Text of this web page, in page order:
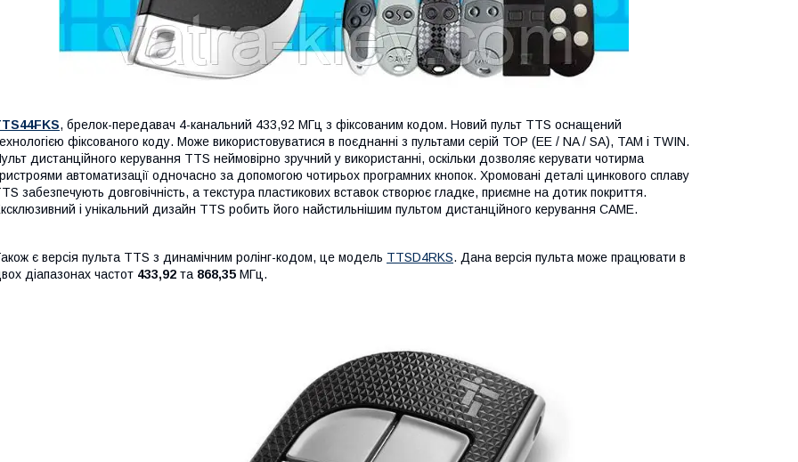
, брелок-передавач 4-канальний 433,92 МГц з фіксованим кодом. Новий пульт TTS оснащений
фіксованого коду. Може використовуватися в поєднанні з пультами серій ТОР (EE / NA / SA), TAM і TWIN.
дистанційного керування TTS неймовірно зручний у використанні, оскільки дозволяє керувати чотирма
автоматизації одночасно за допомогою чотирьох програмних кнопок. Хромовані деталі цинкового сплаву
забезпечують довговічність, а текстура пластикових вставок створює гладке, приємне на дотик покриття.
і унікальний дизайн TTS робить його найстильнішим пультом дистанційного керування CAME.
є версія пульта TTS з динамічним ролінг-кодом, це модель TTSD4RKS. Дана версія пульта може працювати в
діапазонах частот 433,92 та 868,35 МГц.